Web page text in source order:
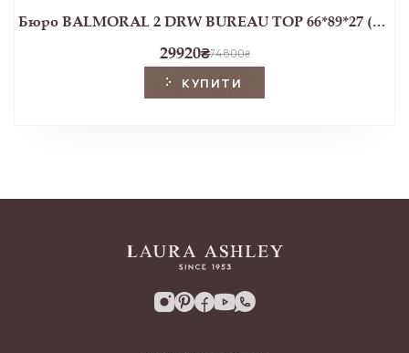
Бюро BALMORAL 2 DRW BUREAU TOP 66*89*27 (Chestnut)
29920₴74800₴
КУПИТИ